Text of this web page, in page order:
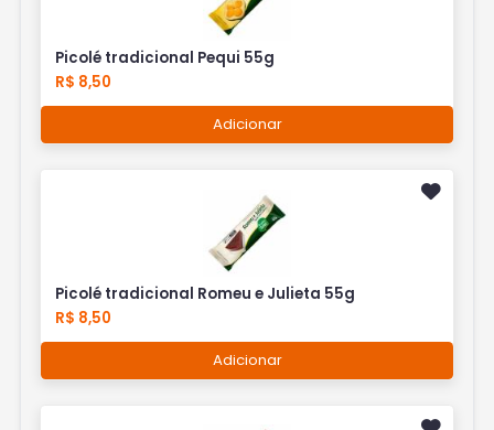
Picolé tradicional Pequi 55g
R$ 8,50
Adicionar
Picolé tradicional Romeu e Julieta 55g
R$ 8,50
Adicionar